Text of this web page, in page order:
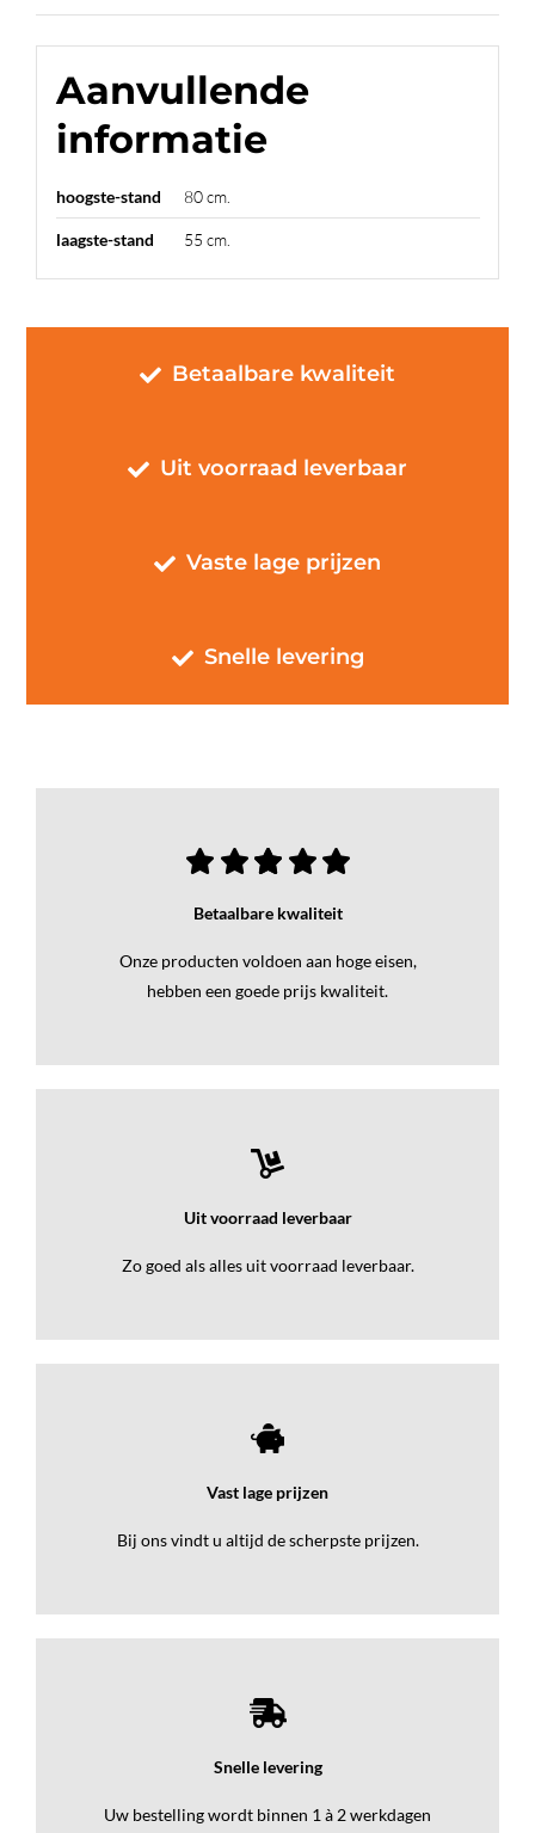
Aanvullende
informatie
hoogste-stand 80 cm.
laagste-stand 55 cm.
Betaalbare kwaliteit
Uit voorraad leverbaar
Vaste lage prijzen
Snelle levering
Betaalbare kwaliteit
Onze producten voldoen aan hoge eisen,
hebben een goede prijs kwaliteit.
Uit voorraad leverbaar
Zo goed als alles uit voorraad leverbaar.
Vast lage prijzen
Bij ons vindt u altijd de scherpste prijzen.
Snelle levering
Uw bestelling wordt binnen 1 à 2 werkdagen